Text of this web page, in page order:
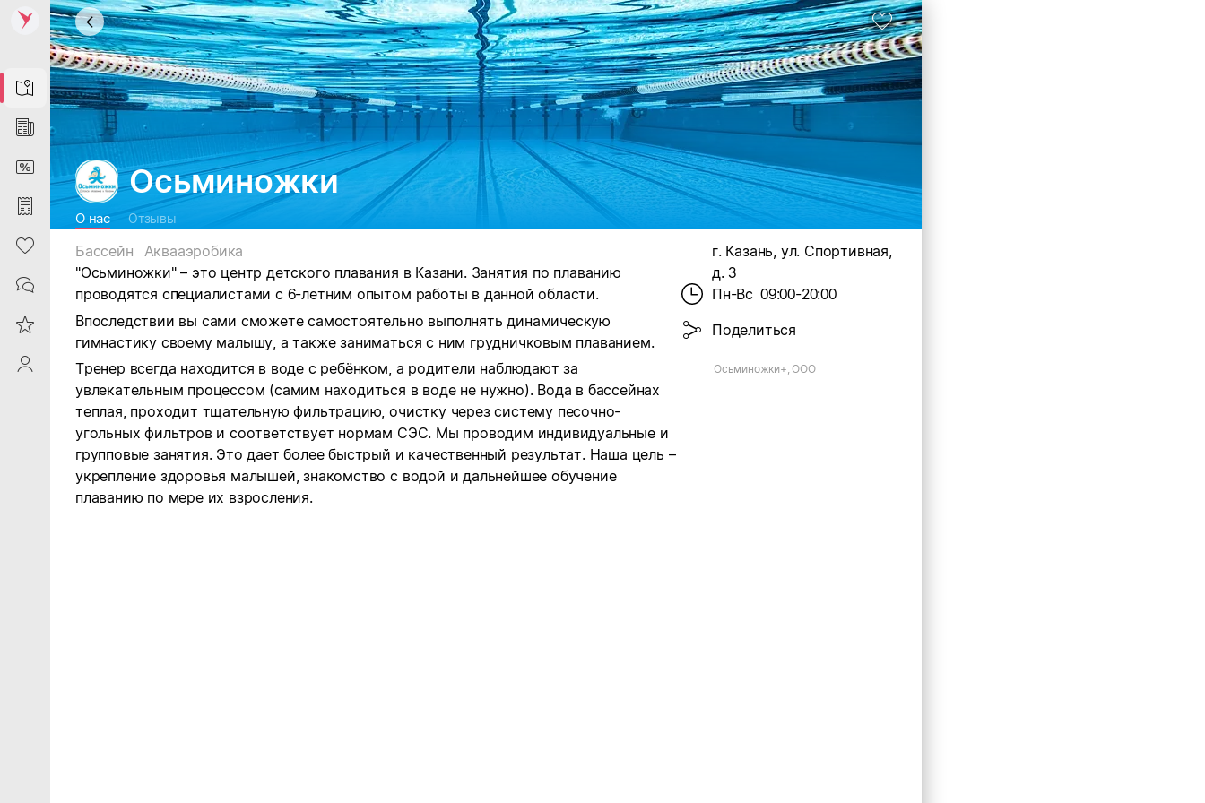
Map
News
DiscountCard
Purchases
Heart
Contacts
Reviews
ProfileSaby
Осьминожки
О нас Отзывы
Бассейн
Аквааэробика
"Осьминожки" – это центр детского плавания в Казани. Занятия по плаванию
проводятся специалистами с 6-летним опытом работы в данной области.
Впоследствии вы сами сможете самостоятельно выполнять динамическую
гимнастику своему малышу, а также заниматься с ним грудничковым плаванием.
Тренер всегда находится в воде с ребёнком, а родители наблюдают за
увлекательным процессом (самим находиться в воде не нужно). Вода в бассейнах
теплая, проходит тщательную фильтрацию, очистку через систему песочно-
угольных фильтров и соответствует нормам СЭС. Мы проводим индивидуальные и
групповые занятия. Это дает более быстрый и качественный результат. Наша цель –
укрепление здоровья малышей, знакомство с водой и дальнейшее обучение
плаванию по мере их взросления.
г. Казань, ул. Спортивная,
д. 3
Пн-Вс 09:00-20:00
Поделиться
Осьминожки+, ООО